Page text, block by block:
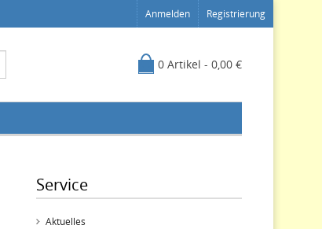
Anmelden Registrierung
0 Artikel - 0,00 €
Service
Aktuelles